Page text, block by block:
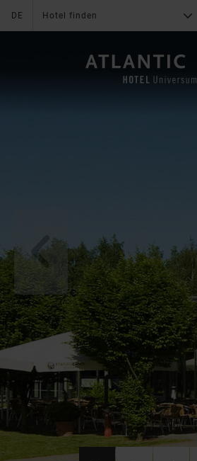
DE Hotel finden G
X
Grün unterwegs
Impressionen
Fitness
Freizeit
Familie
q